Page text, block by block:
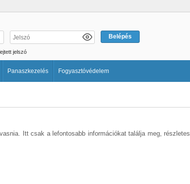
jelszó
Panaszkezelés Fogyasztóvédelem
Itt csak a lefontosabb információkat találja meg, részletes